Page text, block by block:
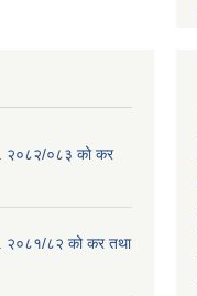
२०८२/०८३ को कर
२०८१/८२ को कर तथा